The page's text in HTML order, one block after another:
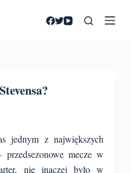
jednym z największych
przedsezonowe mecze w
nie inaczej było w